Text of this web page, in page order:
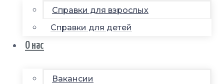
Справки для взрослых
Справки для детей
О нас
Вакансии